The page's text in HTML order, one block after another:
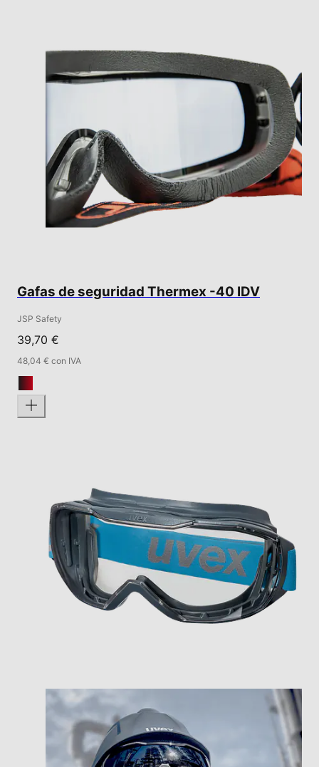
Gafas de seguridad Thermex -40 IDV
JSP Safety
39,70 €
48,04 € con IVA